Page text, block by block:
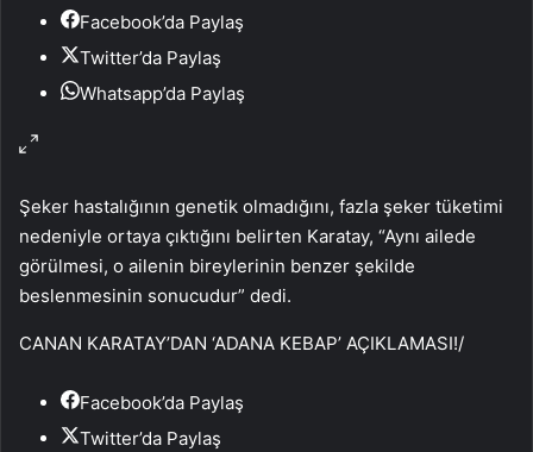
Facebook’da Paylaş
Twitter’da Paylaş
Whatsapp’da Paylaş
Şeker hastalığının genetik olmadığını, fazla şeker tüketimi
nedeniyle ortaya çıktığını belirten Karatay, “Aynı ailede
görülmesi, o ailenin bireylerinin benzer şekilde
beslenmesinin sonucudur” dedi.
CANAN KARATAY’DAN ‘ADANA KEBAP’ AÇIKLAMASI!/
Facebook’da Paylaş
Twitter’da Paylaş